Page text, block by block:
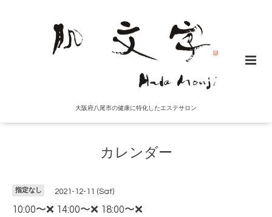
大阪府八尾市の健康に特化したエステサロン
カレンダー
指定なし 2021-12-11 (Sat)
10:00〜❌ 14:00〜❌ 18:00〜❌